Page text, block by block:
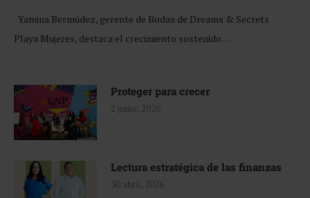
Yamina Bermúdez, gerente de Bodas de Dreams & Secrets
Playa Mujeres, destaca el crecimiento sostenido …
Proteger para crecer
2 junio, 2026
Lectura estratégica de las finanzas
30 abril, 2026